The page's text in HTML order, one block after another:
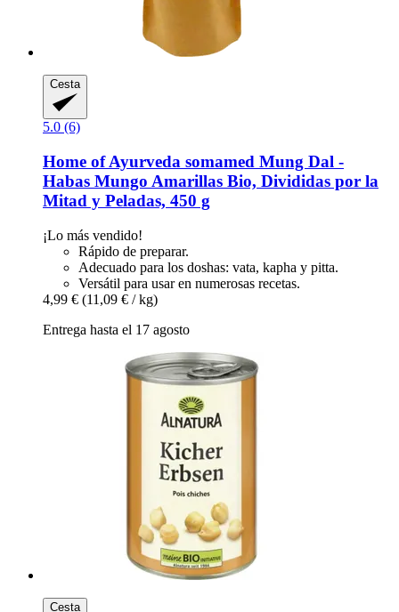
Cesta
5.0 (6)
Home of Ayurveda somamed Mung Dal -​
Habas Mungo Amarillas Bio, Divididas por la
Mitad y Peladas, 450 g
¡Lo más vendido!
Rápido de preparar.
Adecuado para los doshas: vata, kapha y pitta.
Versátil para usar en numerosas recetas.
4,99 € (11,09 € / kg)
Entrega hasta el 17 agosto
Cesta